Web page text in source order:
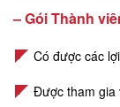
– Gói Thành
Có được các
Được tham gia